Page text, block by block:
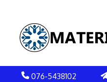
076-5438102